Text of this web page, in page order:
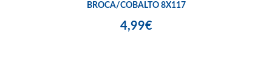
BROCA/COBALTO 8X117
4,99€